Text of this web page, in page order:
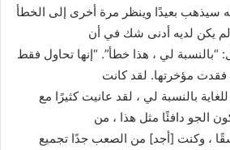
سيذهب بعيدًا وينظر مرة أخرى إلى الخطأ
يكن لديه أدنى شك في أن
“بالنسبة لي ، هذا خطأ”. “إنها تحاول فقط
فقدت مؤخرتها. لقد كانت
بالنسبة لي ، لقد عانيت كثيرًا مع
الجو دافئًا مثل هذا ، من
، وكنت [أجد] من الصعب جدًا تجميع